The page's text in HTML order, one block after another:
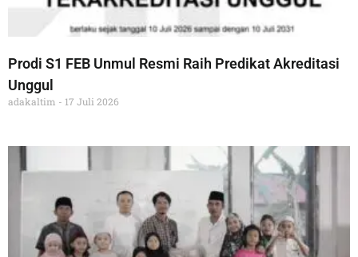
Prodi S1 FEB Unmul Resmi Raih Predikat Akreditasi
Unggul
adakaltim 17 Juli 2026